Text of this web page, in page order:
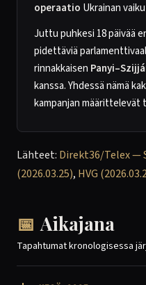
operaatio Ukrainan
Juttu puhkesi 18 päivää
pidettäviä
rinnakkaisen
kanssa. Yhdessä nämä
kampanjan määrittelevät
Lähteet: Direkt36/Telex —
(2026.03.25), HVG
📅 Aikajana
Tapahtumat kronologisessa